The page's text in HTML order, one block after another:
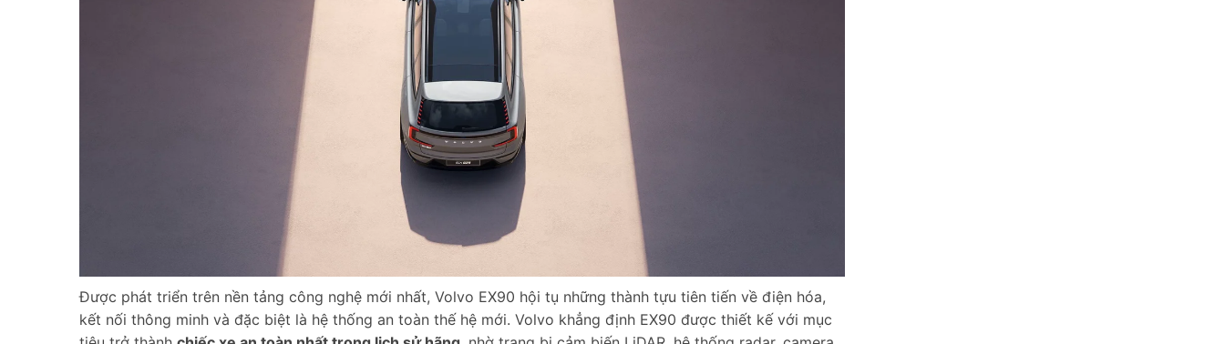
Được phát triển trên nền tảng công nghệ mới nhất, Volvo EX90 hội tụ những thành tựu tiên tiến về điện hóa,
kết nối thông minh và đặc biệt là hệ thống an toàn thế hệ mới. Volvo khẳng định EX90 được thiết kế với mục